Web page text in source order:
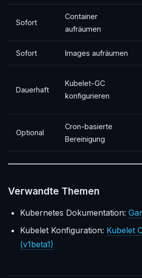
Sofort
Container
aufräumen
Sofort Images aufräumen
Dauerhaft
Kubelet-GC
konfigurieren
Optional
Cron-basierte
Bereinigung
Verwandte Themen
Kubernetes Dokumentation:
Kubelet Konfiguration: Kubelet
(v1beta1)